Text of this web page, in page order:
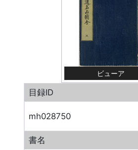
ビューア
目録ID
mh028750
書名